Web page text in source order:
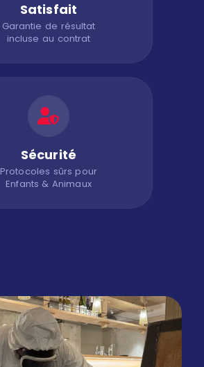
Satisfait
Garantie de résultat
incluse au contrat
Sécurité
Protocoles sûrs pour
Enfants & Animaux